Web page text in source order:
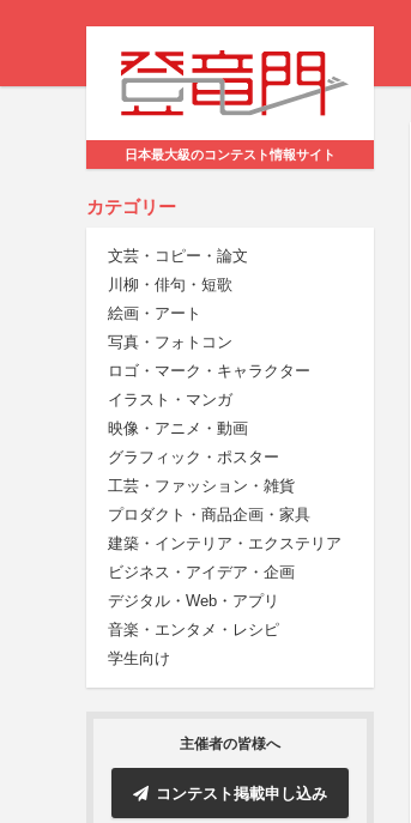
日本最大級のコンテスト情報サイト
カテゴリー
文芸・コピー・論文
川柳・俳句・短歌
絵画・アート
写真・フォトコン
ロゴ・マーク・キャラクター
イラスト・マンガ
映像・アニメ・動画
グラフィック・ポスター
工芸・ファッション・雑貨
プロダクト・商品企画・家具
建築・インテリア・エクステリア
ビジネス・アイデア・企画
デジタル・Web・アプリ
音楽・エンタメ・レシピ
学生向け
主催者の皆様へ
コンテスト掲載申し込み